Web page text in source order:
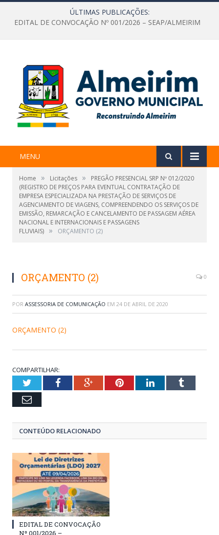
ÚLTIMAS PUBLICAÇÕES:
EDITAL DE CONVOCAÇÃO Nº 001/2026 – SEAP/ALMEIRIM
MENU
Home » Licitações »
PREGÃO PRESENCIAL SRP Nº 012/2020
(REGISTRO DE PREÇOS PARA EVENTUAL CONTRATAÇÃO DE
EMPRESA ESPECIALIZADA NA PRESTAÇÃO DE SERVIÇOS DE
AGENCIAMENTO DE VIAGENS, COMPREENDENDO OS SERVIÇOS DE
EMISSÃO, REMARCAÇÃO E CANCELAMENTO DE PASSAGEM AÉREA
NACIONAL E INTERNACIONAIS E PASSAGENS
FLUVIAIS) » ORÇAMENTO (2)
ORÇAMENTO (2) 0
POR ASSESSORIA DE COMUNICAÇÃO EM 24 DE ABRIL DE 2020
ORÇAMENTO (2)
COMPARTILHAR:
TwitterFacebookGoogle+PinterestLinkedInTumblr
Email
CONTEÚDO RELACIONADO
EDITAL DE CONVOCAÇÃO
Nº 001/2026 –